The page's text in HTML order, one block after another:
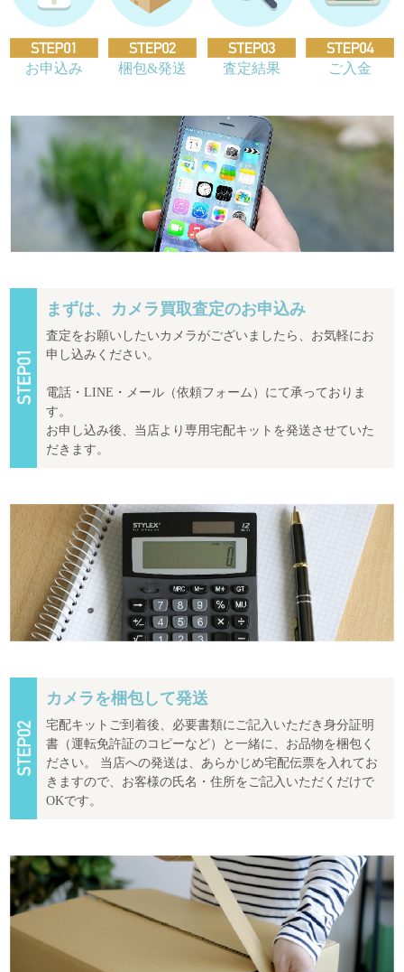
お申込み 梱包&発送 査定結果 ご入金
まずは、カメラ買取査定のお申込み
査定をお願いしたいカメラがございましたら、お気軽にお
申し込みください。
電話・LINE・メール（依頼フォーム）にて承っておりま
す。
お申し込み後、当店より専用宅配キットを発送させていた
だきます。
カメラを梱包して発送
宅配キットご到着後、必要書類にご記入いただき身分証明
書（運転免許証のコピーなど）と一緒に、お品物を梱包く
ださい。 当店への発送は、あらかじめ宅配伝票を入れてお
きますので、お客様の氏名・住所をご記入いただくだけで
OKです。